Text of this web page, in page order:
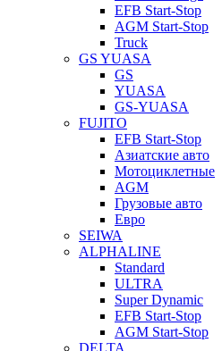
EFB Start-Stop
AGM Start-Stop
Truck
GS YUASA
GS
YUASA
GS-YUASA
FUJITO
EFB Start-Stop
Азиатские авто
Мотоциклетные
AGM
Грузовые авто
Евро
SEIWA
ALPHALINE
Standard
ULTRA
Super Dynamic
EFB Start-Stop
AGM Start-Stop
DELTA